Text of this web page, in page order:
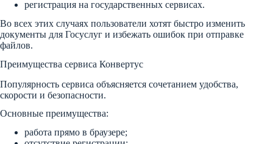
регистрация на государственных сервисах.
Во всех этих случаях пользователи хотят быстро изменить
документы для Госуслуг и избежать ошибок при отправке
файлов.
Преимущества сервиса Конвертус
Популярность сервиса объясняется сочетанием удобства,
скорости и безопасности.
Основные преимущества:
работа прямо в браузере;